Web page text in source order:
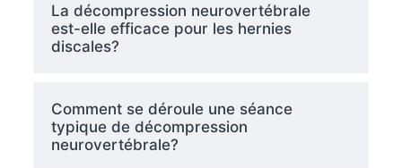
La décompression neurovertébrale
est-elle efficace pour les hernies
discales?
Comment se déroule une séance
typique de décompression
neurovertébrale?